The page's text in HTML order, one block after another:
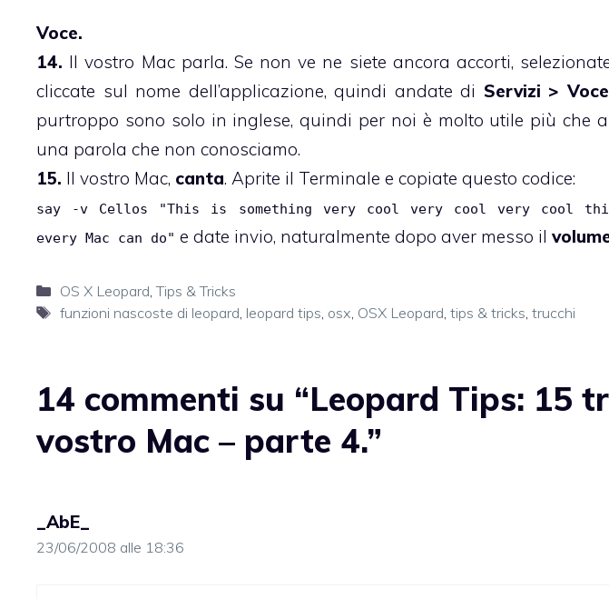
Voce.
14. Il vostro Mac parla. Se non ve ne siete ancora accorti,
cliccate sul nome dell’applicazione, quindi andate di Servizi >
purtroppo sono solo in inglese, quindi per noi è molto utile più che
una parola che non conosciamo.
15. Il vostro Mac, canta. Aprite il Terminale e copiate questo codice:
say -v Cellos "This is something very cool very cool very cool
every Mac can do" e date invio, naturalmente dopo aver messo il
Categorie
OS X Leopard,Tips & Tricks
Tag
funzioni nascoste di leopard, leopard tips, osx, OSX Leopard, tips & tricks, trucchi
14 commenti su “Leopard Tips: 15
vostro Mac – parte 4.”
_AbE_
23/06/2008 alle 18:36